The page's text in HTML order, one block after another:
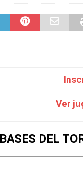
Ver
BASES DEL